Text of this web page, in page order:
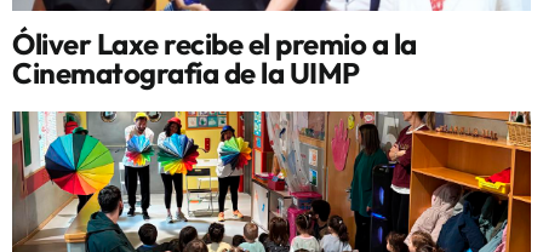
Óliver Laxe recibe el premio a la
Cinematografía de la UIMP